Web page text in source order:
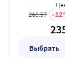
высокой
растяжимости
см/с 305/
268.57
12
Выбрать